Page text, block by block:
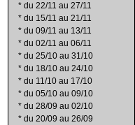
* du 22/11 au 27/11
* du 15/11 au 21/11
* du 09/11 au 13/11
* du 02/11 au 06/11
* du 25/10 au 31/10
* du 18/10 au 24/10
* du 11/10 au 17/10
* du 05/10 au 09/10
* du 28/09 au 02/10
* du 20/09 au 26/09